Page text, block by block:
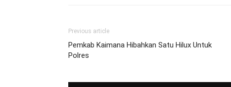
Previous article
Pemkab Kaimana Hibahkan Satu Hilux Untuk
Polres